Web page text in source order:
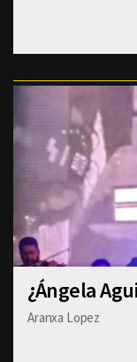
¿Ángela
Aranxa Lopez